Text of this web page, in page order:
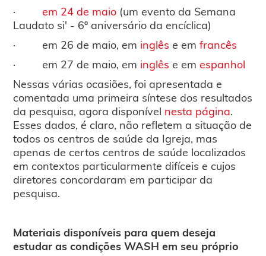
·em 24 de maio (um evento da Semana
Laudato si' - 6º aniversário da encíclica)
· em 26 de maio, em inglês e emfrancês
· em 27 de maio, em inglêse emespanhol
Nessas várias ocasiões, foi apresentada e
comentada uma primeira síntese dos resultados
da pesquisa, agora disponível nesta página.
Esses dados, é claro, não refletem a situação de
todos os centros de saúde da Igreja, mas
apenas de certos centros de saúde localizados
em contextos particularmente difíceis e cujos
diretores concordaram em participar da
pesquisa.
Materiais disponíveis para quem deseja
estudar as condições WASH em seu próprio